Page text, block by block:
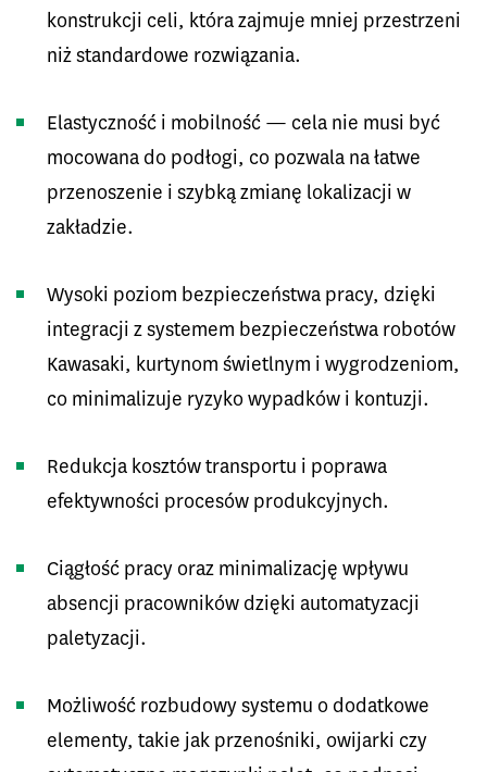
konstrukcji celi, która zajmuje mniej przestrzeni
niż standardowe rozwiązania.
Elastyczność i mobilność — cela nie musi być
mocowana do podłogi, co pozwala na łatwe
przenoszenie i szybką zmianę lokalizacji w
zakładzie.
Wysoki poziom bezpieczeństwa pracy, dzięki
integracji z systemem bezpieczeństwa robotów
Kawasaki, kurtynom świetlnym i wygrodzeniom,
co minimalizuje ryzyko wypadków i kontuzji.
Redukcja kosztów transportu i poprawa
efektywności procesów produkcyjnych.
Ciągłość pracy oraz minimalizację wpływu
absencji pracowników dzięki automatyzacji
paletyzacji.
Możliwość rozbudowy systemu o dodatkowe
elementy, takie jak przenośniki, owijarki czy